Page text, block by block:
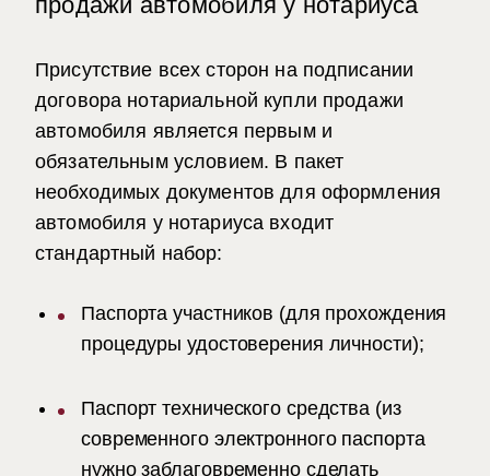
Присутствие всех сторон на подписании
договора нотариальной купли продажи
автомобиля является первым и
обязательным условием. В пакет
необходимых документов для оформления
автомобиля у нотариуса входит
стандартный набор:
Паспорта участников (для прохождения
процедуры удостоверения личности);
Паспорт технического средства (из
современного электронного паспорта
нужно заблаговременно сделать